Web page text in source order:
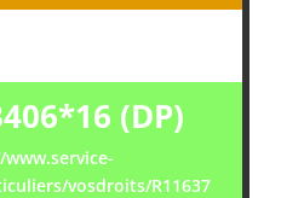
(DP)
vosdroits/R11637